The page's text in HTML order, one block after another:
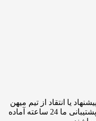
از تیم میهن
وبمستر با ما تماس بگیرید.کارشناسان پشتیبانی ما 24 ساعته آماده